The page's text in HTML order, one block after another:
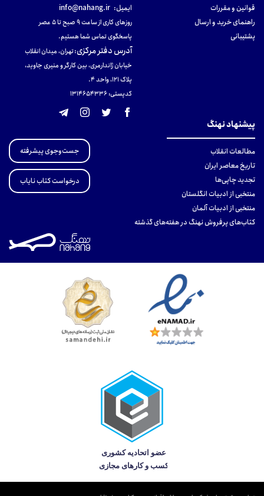
قوانین و مقررات
راهنمای خرید و ارسال
پشتیبانی
ایمیل: info@nahang.ir
روزهای کاری از ساعت ۹ صبح تا ۵ عصر
پاسخگوی تماس شما هستیم.
آدرس دفتر مرکزی:تهران، میدان انقلاب
خیابان ژاندارمری، بین کارگر و منیری جاوید،
پلاک 121، واحد ۴.
کدپستی: 131465433۶
پیشنهاد نهنگ
مطالعات انقلاب
تاریخ معاصر ایران
تجدید چاپی‌ها
منتخبی از ادبیات انگلستان
منتخبی از ادبیات آلمان
کتاب‌های پرفروش نهنگ در هفته‌های گذشته
جست‌وجوی پیشرفته
درخواست کتاب نایاب